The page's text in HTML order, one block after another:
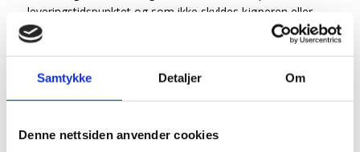
Samtykke Detaljer Om
Denne nettsiden anvender cookies
leveringstidspunktet og som ikke skyldes kjøperen eller
forhold på hans side, har Citera AS ubetinget rett til, for
egen kostnad, å rette mangelen eller foreta omlevering.
undersøkelse av de leverte varene. Eventuelle mangler må
påberopes innen 8-åtte virkedager regnet fra levering. Når
gjøre ytterligere misligholdsbeføyelser gjeldende.